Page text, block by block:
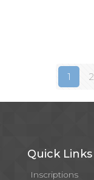
1 2
Quick Links
Inscriptions